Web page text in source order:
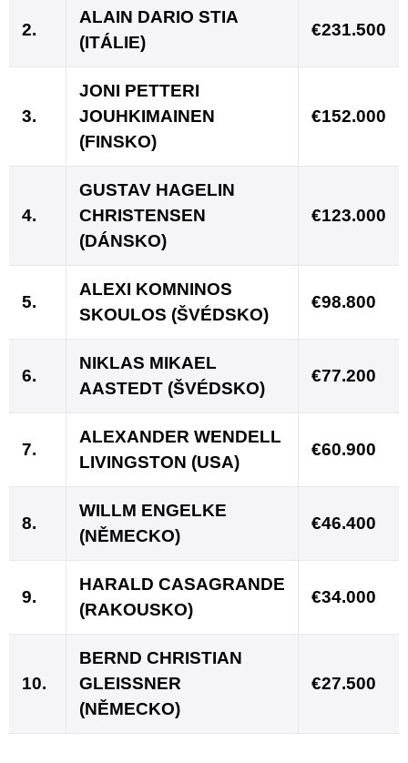
2.
ALAIN DARIO STIA
(ITÁLIE)
€231.500
3.
JONI PETTERI
JOUHKIMAINEN
(FINSKO)
€152.000
4.
GUSTAV HAGELIN
CHRISTENSEN
(DÁNSKO)
€123.000
5.
ALEXI KOMNINOS
SKOULOS (ŠVÉDSKO)
€98.800
6.
NIKLAS MIKAEL
AASTEDT (ŠVÉDSKO)
€77.200
7.
ALEXANDER WENDELL
LIVINGSTON (USA)
€60.900
8.
WILLM ENGELKE
(NĚMECKO)
€46.400
9.
HARALD CASAGRANDE
(RAKOUSKO)
€34.000
10.
BERND CHRISTIAN
GLEISSNER
(NĚMECKO)
€27.500